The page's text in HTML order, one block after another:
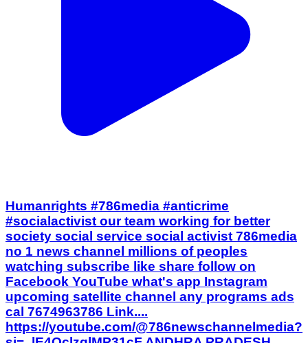
Humanrights #786media #anticrime
#socialactivist our team working for better
society social service social activist 786media
no 1 news channel millions of peoples
watching subscribe like share follow on
Facebook YouTube what's app Instagram
upcoming satellite channel any programs ads
cal 7674963786 Link....
https://youtube.com/@786newschannelmedia?